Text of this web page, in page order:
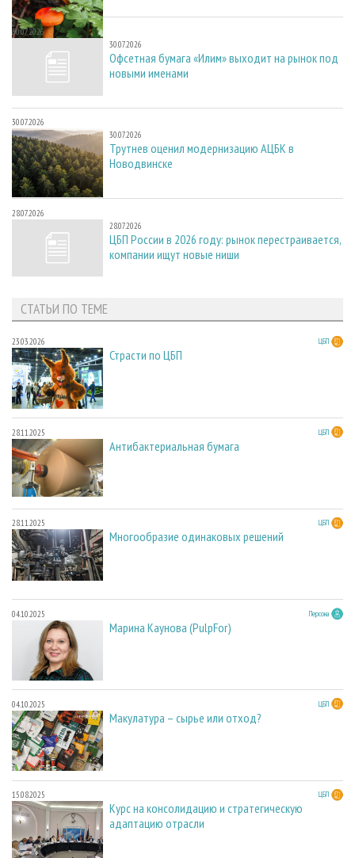
30.07.2026
30.07.2026
Офсетная бумага «Илим» выходит на рынок под
новыми именами
30.07.2026
30.07.2026
Трутнев оценил модернизацию АЦБК в
Новодвинске
28.07.2026
28.07.2026
ЦБП России в 2026 году: рынок перестраивается,
компании ищут новые ниши
СТАТЬИ ПО ТЕМЕ
23.03.2026 ЦБП
Страсти по ЦБП
28.11.2025 ЦБП
Антибактериальная бумага
28.11.2025 ЦБП
Многообразие одинаковых решений
04.10.2025 Персона
Марина Каунова (PulpFor)
04.10.2025 ЦБП
Макулатура – сырье или отход?
15.08.2025 ЦБП
Курс на консолидацию и стратегическую
адаптацию отрасли